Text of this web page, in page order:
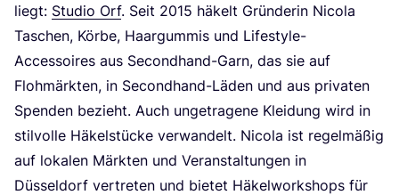
liegt: Stu­dio Orf. Seit 2015 häkelt Grün­de­rin Nico­la
Taschen, Kör­be, Haar­gum­mis und Life­style-
Acces­soires aus Second­hand-Garn, das sie auf
Floh­märk­ten, in Second­hand-Läden und aus pri­va­ten
Spen­den bezieht. Auch unge­tra­ge­ne Klei­dung wird in
stil­vol­le Häkel­stü­cke ver­wan­delt. Nico­la ist regel­mä­ßig
auf loka­len Märk­ten und Ver­an­stal­tun­gen in
Düs­sel­dorf ver­tre­ten und bie­tet Häkel­work­shops für